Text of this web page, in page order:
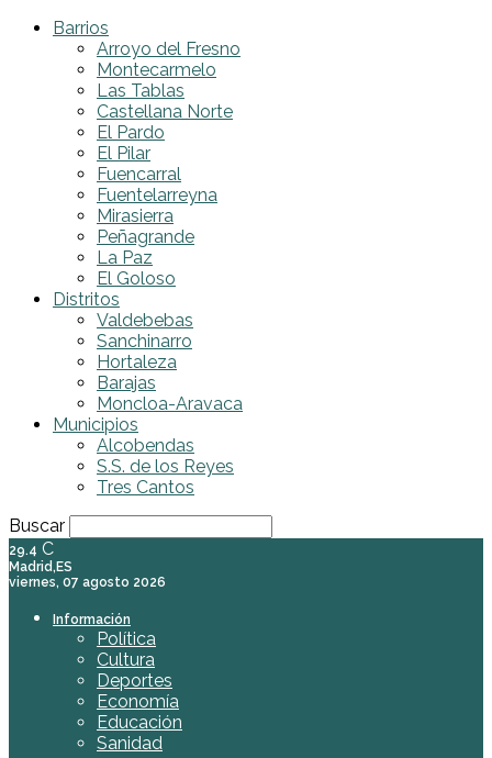
Barrios
Arroyo del Fresno
Montecarmelo
Las Tablas
Castellana Norte
El Pardo
El Pilar
Fuencarral
Fuentelarreyna
Mirasierra
Peñagrande
La Paz
El Goloso
Distritos
Valdebebas
Sanchinarro
Hortaleza
Barajas
Moncloa-Aravaca
Municipios
Alcobendas
S.S. de los Reyes
Tres Cantos
Buscar
29.4 C
Madrid,ES
viernes, 07 agosto 2026
Información
Política
Cultura
Deportes
Economía
Educación
Sanidad